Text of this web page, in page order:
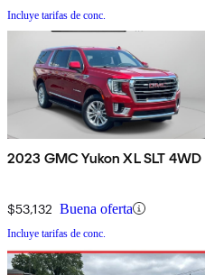
Incluye tarifas de conc.
2023 GMC Yukon XL SLT 4WD
$53,132 Buena oferta
Incluye tarifas de conc.